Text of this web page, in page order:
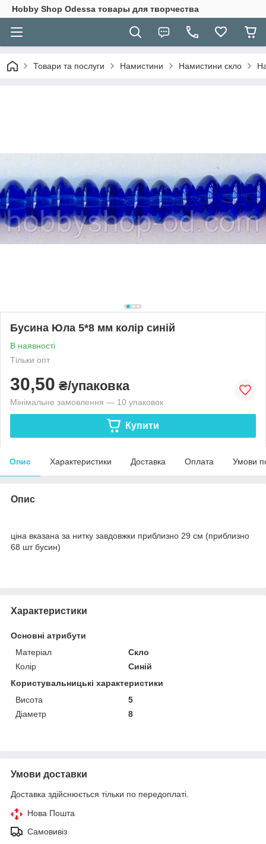
Hobbу Shop Odessa товары для творчества
Товари та послуги Намистини Намистини скло
Бусина Юла 5*8 мм колір синій
В наявності
Тільки опт
30,50 ₴/упаковка
Мінімальне замовлення — 10 упаковок
Купити
Опис Характеристики Доставка Оплата Умови
Опис
ціна вказана за нитку завдовжки приблизно 29 см (приблизно
68 шт бусин)
Характеристики
Основні атрибути
Матеріал
Скло
Колір
Синій
Користувальницькі характеристики
Висота
5
Діаметр
8
Умови доставки
Доставка здійснюється тільки по передоплаті.
Нова Пошта
Самовивіз